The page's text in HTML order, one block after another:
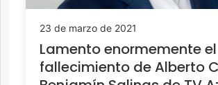
23 de marzo de 2021
Lamento enormemente el
fallecimiento de Alberto